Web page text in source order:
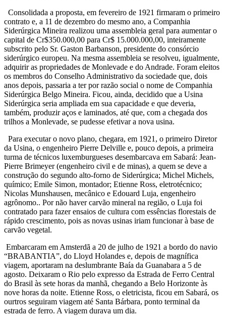
Consolidada a proposta, em fevereiro de 1921 firmaram o primeiro
contrato e, a 11 de dezembro do mesmo ano, a Companhia
Siderúrgica Mineira realizou uma assembleia geral para aumentar o
capital de Cr$350.000,00 para Cr$ 15.000.000,00, inteiramente
subscrito pelo Sr. Gaston Barbanson, presidente do consórcio
siderúrgico europeu. Na mesma assembleia se resolveu, igualmente,
adquirir as propriedades de Monlevade e do Andrade. Foram eleitos
os membros do Conselho Administrativo da sociedade que, dois
anos depois, passaria a ter por razão social o nome de Companhia
Siderúrgica Belgo Mineira. Ficou, ainda, decidido que a Usina
Siderúrgica seria ampliada em sua capacidade e que deveria,
também, produzir aços e laminados, até que, com a chegada dos
trilhos a Monlevade, se pudesse efetivar a nova usina.
Para executar o novo plano, chegara, em 1921, o primeiro Diretor
da Usina, o engenheiro Pierre Delville e, pouco depois, a primeira
turma de técnicos luxemburgueses desembarcava em Sabará: Jean-
Pierre Brimeyer (engenheiro civil e de minas), a quem se deve a
construção do segundo alto-forno de Siderúrgica; Michel Michels,
químico; Emile Simon, montador; Etienne Ross, eletrotécnico;
Nicolas Munshausen, mecânico e Edouard Luja, engenheiro
agrônomo.. Por não haver carvão mineral na região, o Luja foi
contratado para fazer ensaios de cultura com essências florestais de
rápido crescimento, pois as novas usinas iriam funcionar à base de
carvão vegetal.
Embarcaram em Amsterdã a 20 de julho de 1921 a bordo do navio
“BRABANTIA”, do Lloyd Holandes e, depois de magnífica
viagem, aportaram na deslumbrante Baía da Guanabara a 5 de
agosto. Deixaram o Rio pelo expresso da Estrada de Ferro Central
do Brasil às sete horas da manhã, chegando a Belo Horizonte às
nove horas da noite. Etienne Ross, o eletricista, ficou em Sabará, os
ourtros seguiram viagem até Santa Bárbara, ponto terminal da
estrada de ferro. A viagem durava um dia.